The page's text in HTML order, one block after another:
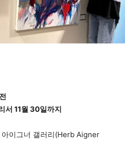
서 11월 30일까지
이그너 갤러리(Herb Aigner